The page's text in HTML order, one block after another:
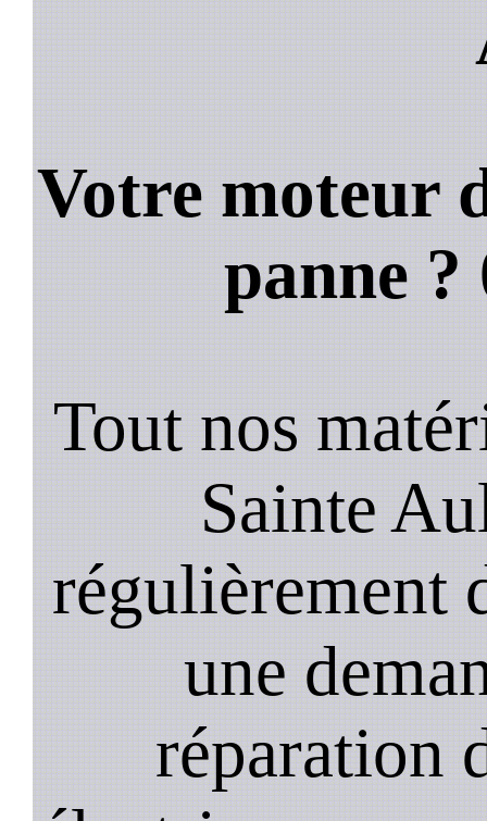
Votre moteur
panne ?
Tout nos
Sainte
régulièrement
une
réparation